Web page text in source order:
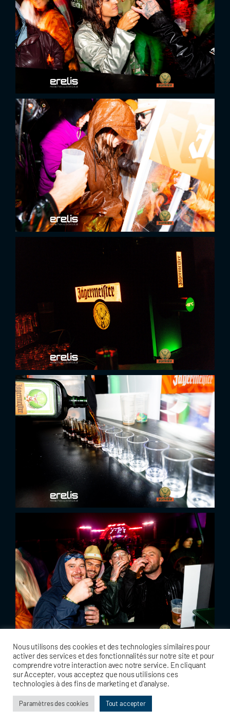
Nous utilisons des cookies et des technologies similaires pour
activer des services et des fonctionnalités sur notre site et pour
comprendre votre interaction avec notre service. En cliquant
sur Accepter, vous acceptez que nous utilisions ces
technologies à des fins de marketing et d'analyse.
Paramètres des cookies Tout accepter